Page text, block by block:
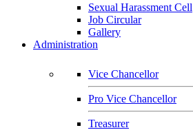
Sexual Harassment Cell
Job Circular
Gallery
Administration
Vice Chancellor
Pro Vice Chancellor
Treasurer